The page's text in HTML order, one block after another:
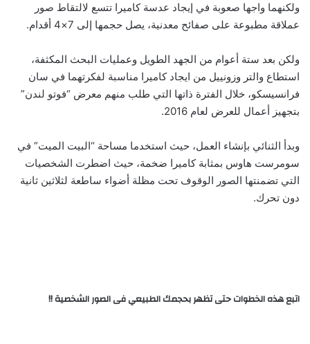
ولكنهما واجها صعوبة في إيجاد عدسة كاميرا تتسع لالتقاط صور
عملاقة مطبوعة على صفائح معدنية، يصل حجمها إلى 7×4 أقدام.
ولكن بعد ستة أعوام من الجهد الطويل وعمليات البحث المكثفة،
استطاع والتر وزونييل من ايجاد كاميرا مناسبة لفكرتهما في سان
فرانسيسكو، خلال الفترة ذاتها التي طلب منهم معرض “فوتو لندن”
بتجهيز أعمال للعرض لعام 2016.
وبدأ الثنائي بإنشاء العمل، حيث استخدما مساحة “البيت الميت” في
سومرست هاوس بمثابة كاميرا ضخمة، حيث اضطرت الشخصيات
التي تضمنتها الصور الوقوف تحت مظلة أضواء ساطعة لثلاثين ثانية
دون تحرك.
اتبع هذه الخطوات حتى تظهر بحجمك الطبيعي فى الصور الشخصية !!